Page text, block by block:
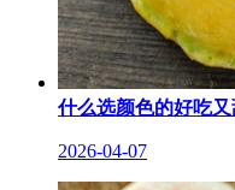
什么选颜色的好吃
2026-04-07